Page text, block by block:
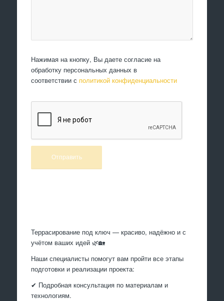
Нажимая на кнопку, Вы даете согласие на
обработку персональных данных в
соответствии с политикой конфиденциальности
Террасирование под ключ — красиво, надёжно и с
учётом ваших идей 🌿🏡
Наши специалисты помогут вам пройти все этапы
подготовки и реализации проекта:
✔ Подробная консультация по материалам и
технологиям.